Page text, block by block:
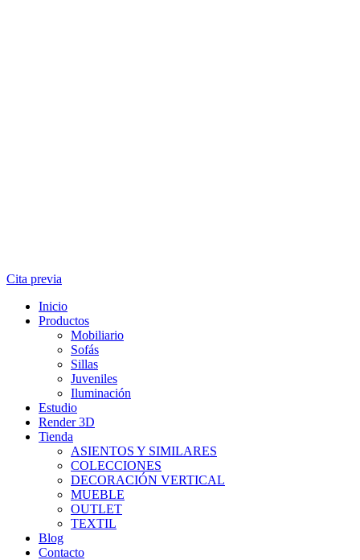
Cita previa
Inicio
Productos
Mobiliario
Sofás
Sillas
Juveniles
Iluminación
Estudio
Render 3D
Tienda
ASIENTOS Y SIMILARES
COLECCIONES
DECORACIÓN VERTICAL
MUEBLE
OUTLET
TEXTIL
Blog
Contacto